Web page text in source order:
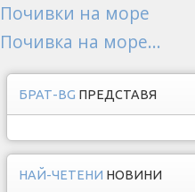
Почивки на море
Почивка на море...
БРАТ-BG ПРЕДСТАВЯ
НАЙ-ЧЕТЕНИ НОВИНИ